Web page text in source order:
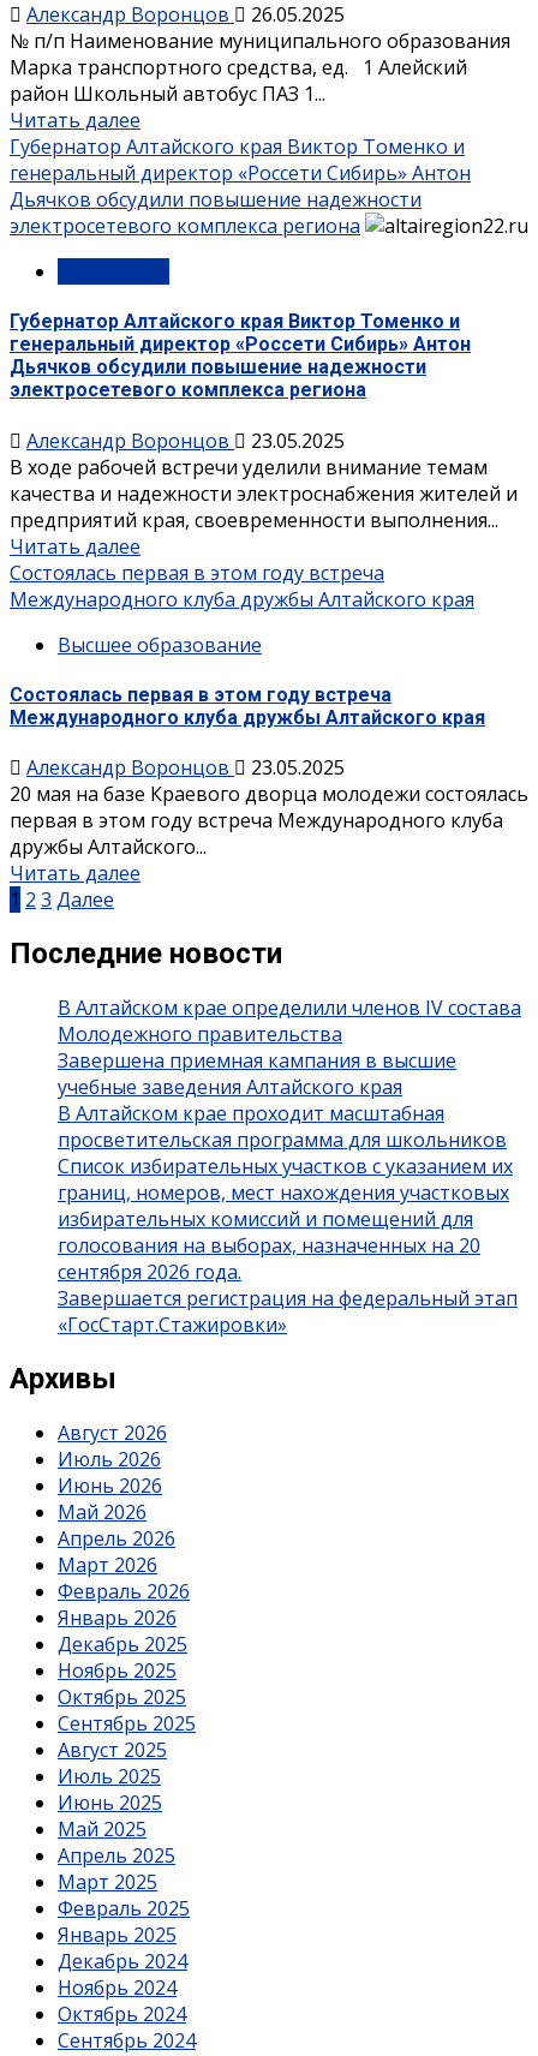
Александр Воронцов
26.05.2025
№ п/п Наименование муниципального образования
Марка транспортного средства, ед. 1 Алейский
район Школьный автобус ПАЗ 1...
Читать далее
Губернатор Алтайского края Виктор Томенко и
генеральный директор «Россети Сибирь» Антон
Дьячков обсудили повышение надежности
электросетевого комплекса региона
Губернатор Алтайского края Виктор Томенко и
генеральный директор «Россети Сибирь» Антон
Дьячков обсудили повышение надежности
электросетевого комплекса региона
Александр Воронцов
23.05.2025
В ходе рабочей встречи уделили внимание темам
качества и надежности электроснабжения жителей и
предприятий края, своевременности выполнения...
Читать далее
Состоялась первая в этом году встреча
Международного клуба дружбы Алтайского края
Высшее образование
Состоялась первая в этом году встреча
Международного клуба дружбы Алтайского края
Александр Воронцов
23.05.2025
20 мая на базе Краевого дворца молодежи состоялась
первая в этом году встреча Международного клуба
дружбы Алтайского...
Читать далее
Пагинация
записей
1 2 3 Далее
Последние новости
В Алтайском крае определили членов IV состава
Молодежного правительства
Завершена приемная кампания в высшие
учебные заведения Алтайского края
В Алтайском крае проходит масштабная
просветительская программа для школьников
Список избирательных участков с указанием их
границ, номеров, мест нахождения участковых
избирательных комиссий и помещений для
голосования на выборах, назначенных на 20
сентября 2026 года.
Завершается регистрация на федеральный этап
«ГосСтарт.Стажировки»
Архивы
Август 2026
Июль 2026
Июнь 2026
Май 2026
Апрель 2026
Март 2026
Февраль 2026
Январь 2026
Декабрь 2025
Ноябрь 2025
Октябрь 2025
Сентябрь 2025
Август 2025
Июль 2025
Июнь 2025
Май 2025
Апрель 2025
Март 2025
Февраль 2025
Январь 2025
Декабрь 2024
Ноябрь 2024
Октябрь 2024
Сентябрь 2024